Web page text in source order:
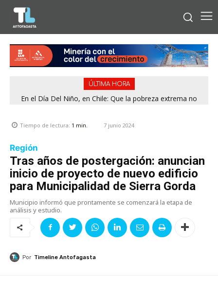
ÚLTIMA HORA
En el Día Del Niño, en Chile: Que la pobreza extrema no
Tiempo de lectura: 1 min. 7 junio 2024
Región
Tras años de postergación: anuncian
inicio de proyecto de nuevo edificio
para Municipalidad de Sierra Gorda
Municipio informó que prontamente se comenzará la etapa de
análisis y estudio.
Por Timeline Antofagasta